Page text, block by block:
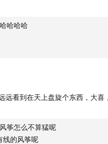
哈哈哈
远看到在天上盘旋个东西，大喜
筝怎么不算猛呢
线的风筝呢